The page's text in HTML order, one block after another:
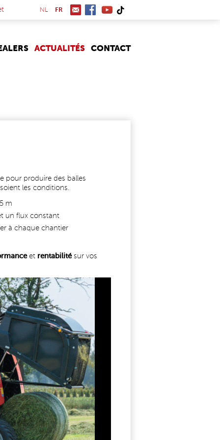
NL FR
ACTUALITÉS CONTACT
pour produire des balles
les conditions.
m
un flux constant
à chaque chantier
et rentabilité sur vos